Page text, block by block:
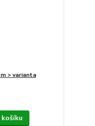
> varianta